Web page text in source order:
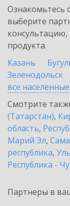
Ознакомьтесь
выберите
продукта.
Казань
Зеленодольск
все населенные
Смотрите
(Татарстан),
область,
Марий Эл,
республика,
Республика -
Партнеры в